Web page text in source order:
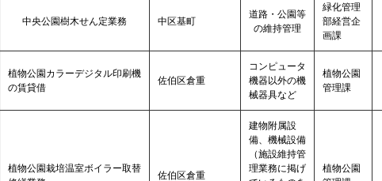
中央公園樹木せん定業務 中区基町
道路・公園等
の維持管理
緑化管理
部経営企
画課
植物公園カラーデジタル印刷機
の賃貸借
佐伯区倉重
コンピュータ
機器以外の機
械器具など
植物公園
管理課
植物公園栽培温室ボイラー取替
佐伯区倉重
建物附属設
備、機械設備
（施設維持管
理業務に掲げ
植物公園